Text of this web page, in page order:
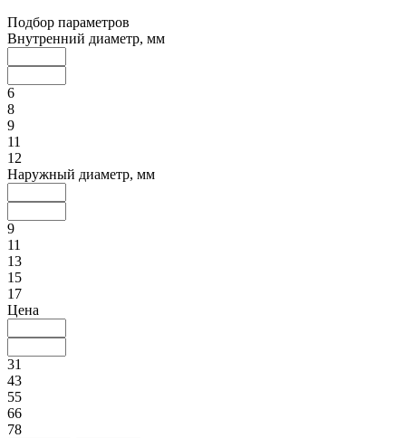
Подбор параметров
Внутренний диаметр, мм
6
8
9
11
12
Наружный диаметр, мм
9
11
13
15
17
Цена
31
43
55
66
78